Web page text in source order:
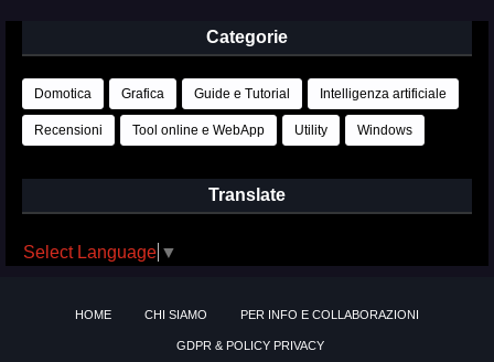
Categorie
Domotica Grafica Guide e Tutorial Intelligenza artificiale
Recensioni Tool online e WebApp Utility Windows
Translate
Select Language ▼
HOME CHI SIAMO PER INFO E COLLABORAZIONI
GDPR & POLICY PRIVACY